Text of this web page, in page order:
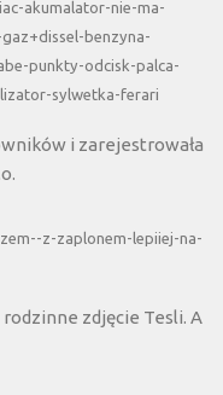
akumalator-nie-ma-
benzyna-
punkty-odcisk-palca-
sylwetka-ferari
i zarejestrowała
z-zaplonem-lepiiej-na-
zdjęcie Tesli. A